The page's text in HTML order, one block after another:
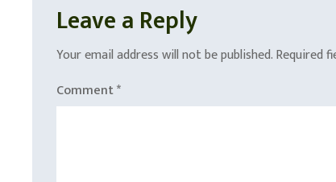
Leave a Reply
Your email address will not be published.Required
Comment*